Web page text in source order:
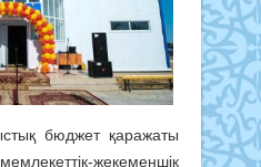
бюджет қаражаты
жекеменшік